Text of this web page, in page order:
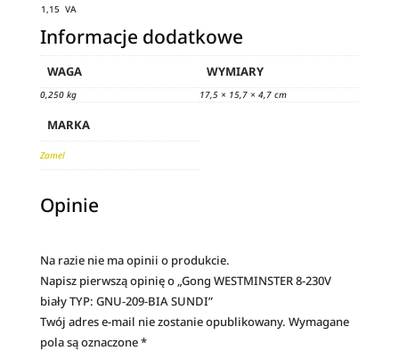
1,15 VA
Informacje dodatkowe
WAGA
0,250 kg
WYMIARY
17,5 × 15,7 × 4,7 cm
MARKA
Zamel
Opinie
Na razie nie ma opinii o produkcie.
Napisz pierwszą opinię o „Gong WESTMINSTER 8-230V
biały TYP: GNU-209-BIA SUNDI”
Twój adres e-mail nie zostanie opublikowany. Wymagane
pola są oznaczone*